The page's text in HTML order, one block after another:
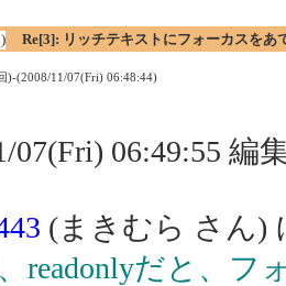
Re[3]: リッチテキストにフォーカスをあ
)-(2008/11/07(Fri) 06:48:44)
07(Fri) 06:49:55 編
(まきむら さん)
readonlyだと、フ